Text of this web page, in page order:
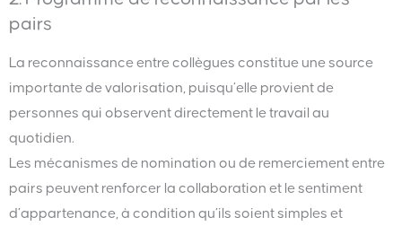
pairs
La reconnaissance entre collègues constitue une source
importante de valorisation, puisqu’elle provient de
personnes qui observent directement le travail au
quotidien.
Les mécanismes de nomination ou de remerciement entre
pairs peuvent renforcer la collaboration et le sentiment
d’appartenance, à condition qu’ils soient simples et